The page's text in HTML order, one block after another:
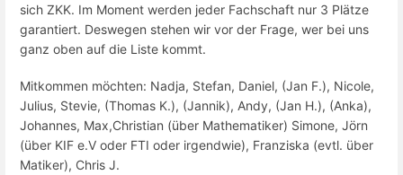
sich ZKK. Im Moment werden jeder Fachschaft nur 3 Plätze
garantiert. Deswegen stehen wir vor der Frage, wer bei uns
ganz oben auf die Liste kommt.
Mitkommen möchten: Nadja, Stefan, Daniel, (Jan F.), Nicole,
Julius, Stevie, (Thomas K.), (Jannik), Andy, (Jan H.), (Anka),
Johannes, Max,Christian (über Mathematiker) Simone, Jörn
(über KIF e.V oder FTI oder irgendwie), Franziska (evtl. über
Matiker), Chris J.